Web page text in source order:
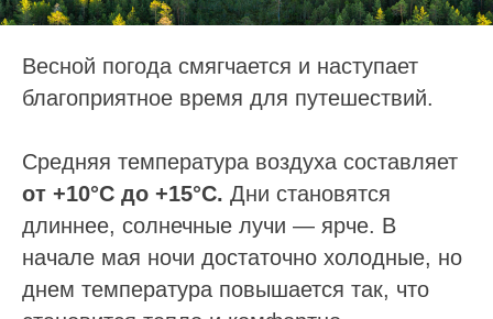
Весной погода смягчается и наступает
благоприятное время для путешествий.
Средняя температура воздуха составляет
от +10°C до +15°C. Дни становятся
длиннее, солнечные лучи — ярче. В
начале мая ночи достаточно холодные, но
днем температура повышается так, что